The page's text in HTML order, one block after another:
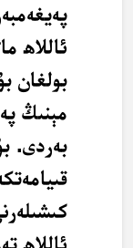
ئاللاھ
بولغان
مېنىڭ
بەردى.
ئاللاھ